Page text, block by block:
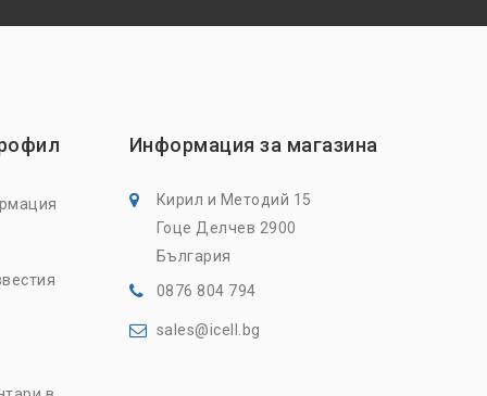
Информация за магазина
Кирил и Методий 15
Гоце Делчев 2900
България
0876 804 794
sales@icell.bg